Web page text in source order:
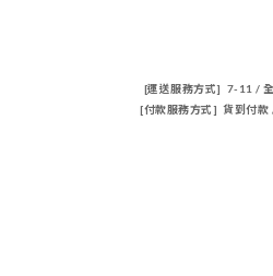
[運送服務方式] 7-11 /
[付款服務方式] 貨到付